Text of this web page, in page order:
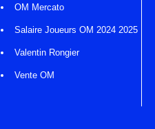
OM Mercato
Salaire Joueurs OM 2024 2025
Valentin Rongier
Vente OM